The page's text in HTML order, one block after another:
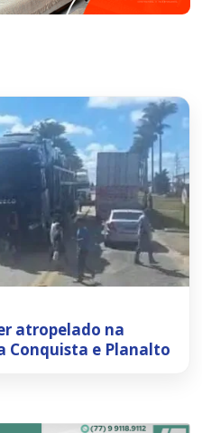
atropelado na
Conquista e Planalto